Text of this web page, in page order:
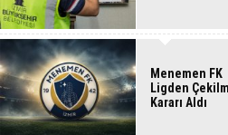
Menemen FK
Ligden
Kararı Aldı